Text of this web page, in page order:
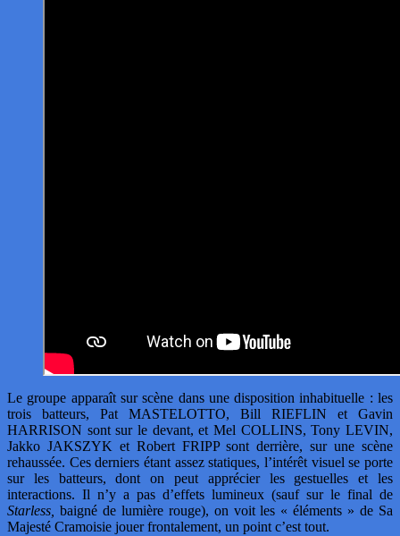
Le groupe apparaît sur scène dans une disposition inhabituelle : les
trois batteurs, Pat MASTELOTTO, Bill RIEFLIN et Gavin
HARRISON sont sur le devant, et Mel COLLINS, Tony LEVIN,
Jakko JAKSZYK et Robert FRIPP sont derrière, sur une scène
rehaussée. Ces derniers étant assez statiques, l’intérêt visuel se porte
sur les batteurs, dont on peut apprécier les gestuelles et les
interactions. Il n’y a pas d’effets lumineux (sauf sur le final de
Starless, baigné de lumière rouge), on voit les « éléments » de Sa
Majesté Cramoisie jouer frontalement, un point c’est tout.